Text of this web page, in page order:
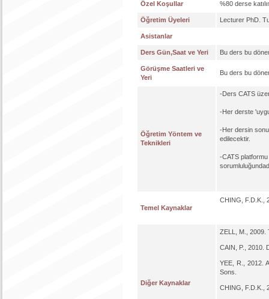
Özel Koşullar %80 derse
Öğretim Üyeleri Lecturer PhD.
Asistanlar
Ders Gün,Saat ve Yeri Bu ders bu
Görüşme Saatleri ve
Yeri
Bu ders bu
Öğretim Yöntem ve
Teknikleri
-Ders CATS
-Her derste
-Her dersin
edilecektir.
-CATS
Temel Kaynaklar
CHING, F.D.K.,
Diğer Kaynaklar
ZELL, M., 2009.
CAIN, P., 2010.
YEE, R., 2012.
Sons.
CHING, F.D.K.,